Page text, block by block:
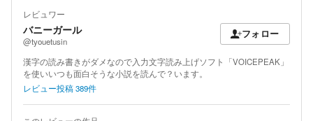
レビュワー
バニーガール
@tyouetusin
フォロー
漢字の読み書きがダメなので入力文字読み上げソフト「VOICEPEAK」
を使いいつも面白そうな小説を読んで？います。
レビュー投稿389件